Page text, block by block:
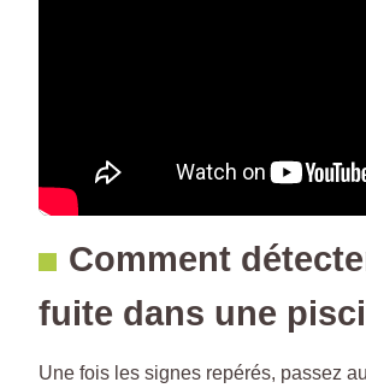
Comment
fuite dans une
Une fois les signes repérés, passez